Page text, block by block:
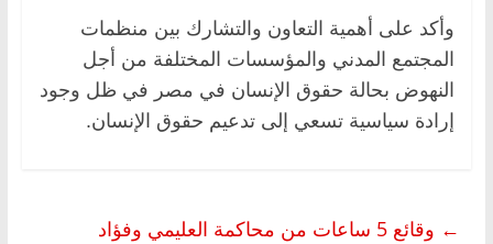
وأكد على أهمية التعاون والتشارك بين منظمات
المجتمع المدني والمؤسسات المختلفة من أجل
النهوض بحالة حقوق الإنسان في مصر في ظل وجود
إرادة سياسية تسعي إلى تدعيم حقوق الإنسان.
←
وقائع 5 ساعات من محاكمة العليمي وفؤاد